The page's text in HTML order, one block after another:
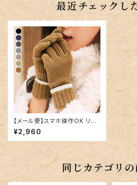
最近チェックし
【メール便】スマホ操作OK リブ
編み手袋／glove171
¥2,960
同じカテゴリ